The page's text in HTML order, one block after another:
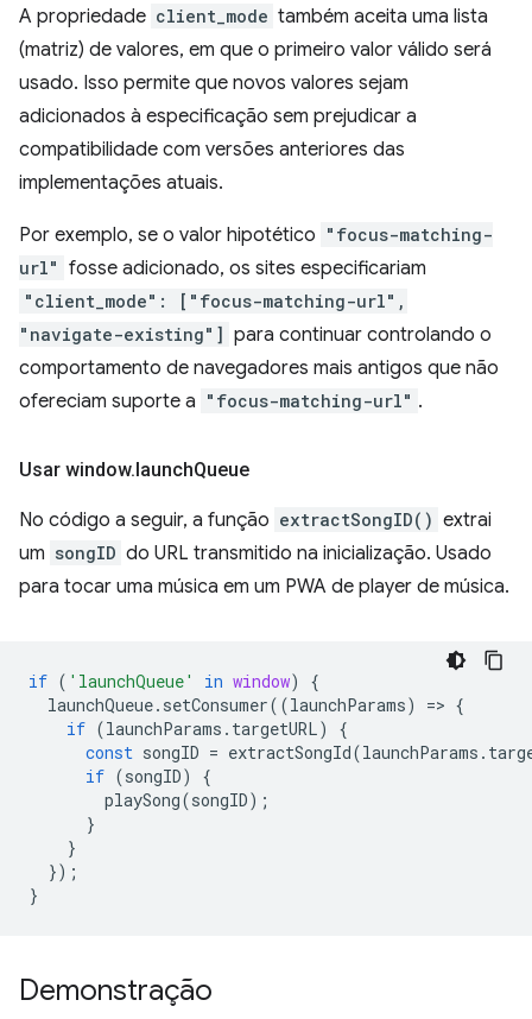
A propriedade client_mode também aceita uma lista
(matriz) de valores, em que o primeiro valor válido será
usado. Isso permite que novos valores sejam
adicionados à especificação sem prejudicar a
compatibilidade com versões anteriores das
implementações atuais.
Por exemplo, se o valor hipotético "focus-matching-
url" fosse adicionado, os sites especificariam
"client_mode": ["focus-matching-url",
"navigate-existing"] para continuar controlando o
comportamento de navegadores mais antigos que não
ofereciam suporte a "focus-matching-url" .
Usar window.launchQueue
No código a seguir, a função extractSongID() extrai
um songID do URL transmitido na inicialização. Usado
para tocar uma música em um PWA de player de música.
if ( 'launchQueue' in window)
{
launchQueue. setConsumer((launchParams) => {
if (launchParams . targetURL)
{
const songID = extractSongId(launchParams .
if (songID)
{
playSong(songID);
}
}
});
}
Demonstração